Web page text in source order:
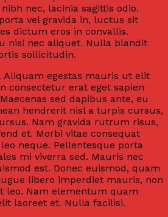
nec, lacinia sagittis odio.
vel gravida in, luctus sit
dictum eros in convallis.
nisi nec aliquet. Nulla blandit
sollicitudin.
Aliquam egestas mauris ut elit
consectetur erat eget sapien
sed dapibus ante, eu
hendrerit nisl a turpis cursus,
Nam gravida rutrum risus,
et. Morbi vitae consequat
neque. Pellentesque porta
mi viverra sed. Mauris nec
est. Donec euismod, quam
libero imperdiet mauris, non
leo. Nam elementum quam
laoreet et. Nulla facilisi.